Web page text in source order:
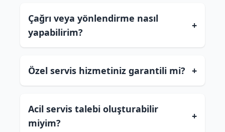
Çağrı veya yönlendirme nasıl
yapabilirim?
+
Özel servis hizmetiniz garantili mi? +
Acil servis talebi oluşturabilir
miyim?
+